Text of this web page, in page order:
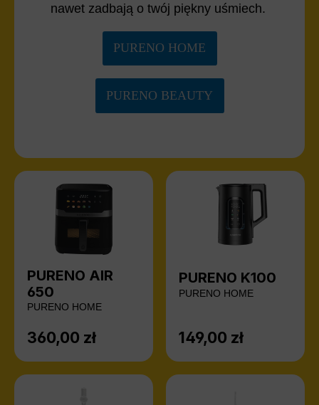
nawet zadbają o twój piękny uśmiech.
PURENO HOME
PURENO BEAUTY
PURENO AIR
650
PURENO HOME
Cena regularna:
360,00 zł
PURENO K100
PURENO HOME
Cena regularna:
149,00 zł